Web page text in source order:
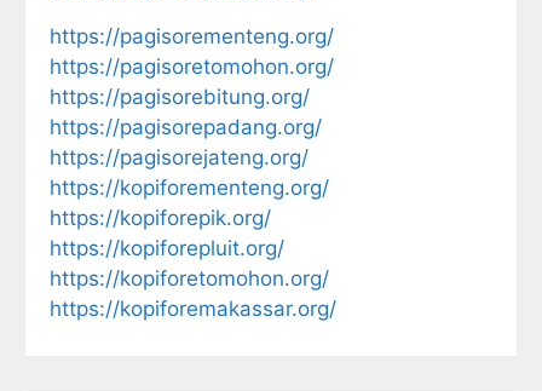
https://pagisorementeng.org/
https://pagisoretomohon.org/
https://pagisorebitung.org/
https://pagisorepadang.org/
https://pagisorejateng.org/
https://kopiforementeng.org/
https://kopiforepik.org/
https://kopiforepluit.org/
https://kopiforetomohon.org/
https://kopiforemakassar.org/